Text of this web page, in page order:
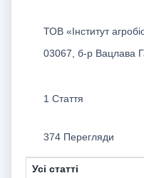
ТОВ «Інститут
03067, б-р Вацлава
1 Стаття
374 Перегляди
Усі статті